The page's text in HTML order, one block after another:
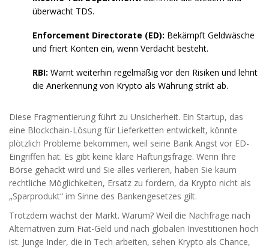
überwacht TDS.
Enforcement Directorate (ED): Bekämpft Geldwäsche
und friert Konten ein, wenn Verdacht besteht.
RBI: Warnt weiterhin regelmäßig vor den Risiken und lehnt
die Anerkennung von Krypto als Währung strikt ab.
Diese Fragmentierung führt zu Unsicherheit. Ein Startup, das
eine Blockchain-Lösung für Lieferketten entwickelt, könnte
plötzlich Probleme bekommen, weil seine Bank Angst vor ED-
Eingriffen hat. Es gibt keine klare Haftungsfrage. Wenn Ihre
Börse gehackt wird und Sie alles verlieren, haben Sie kaum
rechtliche Möglichkeiten, Ersatz zu fordern, da Krypto nicht als
„Sparprodukt“ im Sinne des Bankengesetzes gilt.
Trotzdem wächst der Markt. Warum? Weil die Nachfrage nach
Alternativen zum Fiat-Geld und nach globalen Investitionen hoch
ist. Junge Inder, die in Tech arbeiten, sehen Krypto als Chance,